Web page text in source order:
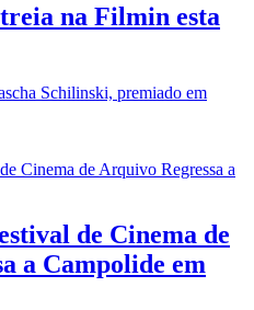
na Filmin esta
Schilinski, premiado em
de Cinema de
a Campolide em